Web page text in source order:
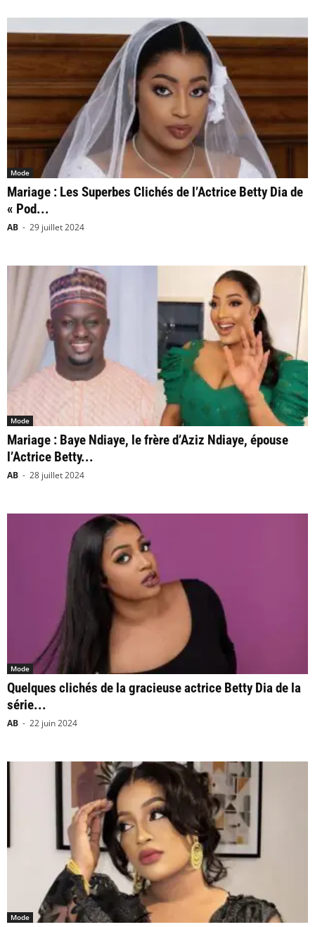
Mode
Mariage : Les Superbes Clichés de l’Actrice Betty Dia de
« Pod...
AB - 29 juillet 2024
Mode
Mariage : Baye Ndiaye, le frère d’Aziz Ndiaye, épouse
l’Actrice Betty...
AB - 28 juillet 2024
Mode
Quelques clichés de la gracieuse actrice Betty Dia de la
série...
AB - 22 juin 2024
Mode